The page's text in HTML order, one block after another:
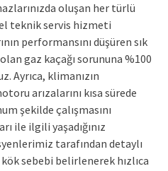
oluşan her türlü
teknik servis hizmeti
performansını düşüren sık
gaz kaçağı sorununa %100
Ayrıca, klimanızın
arızalarını kısa sürede
şekilde çalışmasını
ile ilgili yaşadığınız
tarafından detaylı
sebebi belirlenerek hızlıca